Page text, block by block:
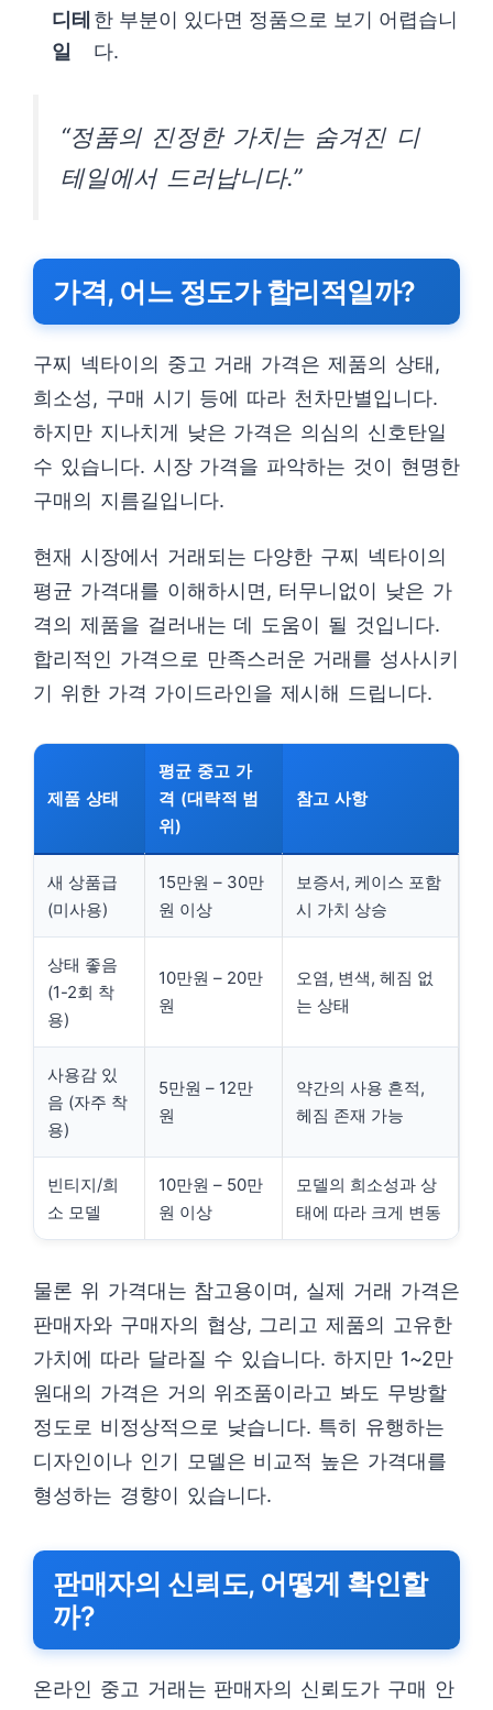
디테
일
한 부분이 있다면 정품으로 보기 어렵습니
다.
“정품의 진정한 가치는 숨겨진 디
테일에서 드러납니다.”
가격, 어느 정도가 합리적일까?
구찌 넥타이의 중고 거래 가격은 제품의 상태,
희소성, 구매 시기 등에 따라 천차만별입니다.
하지만 지나치게 낮은 가격은 의심의 신호탄일
수 있습니다. 시장 가격을 파악하는 것이 현명한
구매의 지름길입니다.
현재 시장에서 거래되는 다양한 구찌 넥타이의
평균 가격대를 이해하시면, 터무니없이 낮은 가
격의 제품을 걸러내는 데 도움이 될 것입니다.
합리적인 가격으로 만족스러운 거래를 성사시키
기 위한 가격 가이드라인을 제시해 드립니다.
제품 상태
평균 중고 가
격 (대략적 범
위)
참고 사항
새 상품급
(미사용)
15만원 – 30만
원 이상
보증서, 케이스 포함
시 가치 상승
상태 좋음
(1-2회 착
용)
10만원 – 20만
원
오염, 변색, 헤짐 없
는 상태
사용감 있
음 (자주 착
용)
5만원 – 12만
원
약간의 사용 흔적,
헤짐 존재 가능
빈티지/희
소 모델
10만원 – 50만
원 이상
모델의 희소성과 상
태에 따라 크게 변동
물론 위 가격대는 참고용이며, 실제 거래 가격은
판매자와 구매자의 협상, 그리고 제품의 고유한
가치에 따라 달라질 수 있습니다. 하지만 1~2만
원대의 가격은 거의 위조품이라고 봐도 무방할
정도로 비정상적으로 낮습니다. 특히 유행하는
디자인이나 인기 모델은 비교적 높은 가격대를
형성하는 경향이 있습니다.
판매자의 신뢰도, 어떻게 확인할
까?
온라인 중고 거래는 판매자의 신뢰도가 구매 안